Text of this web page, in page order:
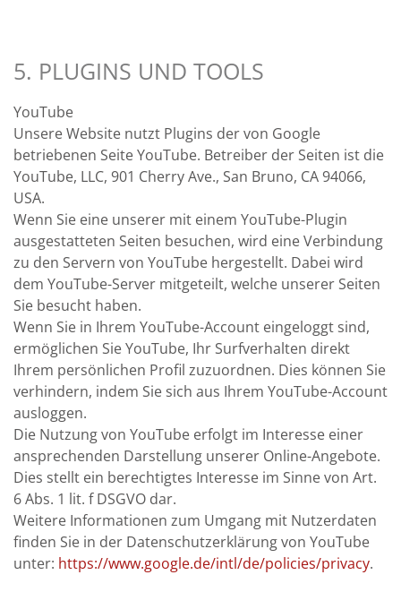
5. PLUGINS UND TOOLS
YouTube
Unsere Website nutzt Plugins der von Google
betriebenen Seite YouTube. Betreiber der Seiten ist die
YouTube, LLC, 901 Cherry Ave., San Bruno, CA 94066,
USA.
Wenn Sie eine unserer mit einem YouTube-Plugin
ausgestatteten Seiten besuchen, wird eine Verbindung
zu den Servern von YouTube hergestellt. Dabei wird
dem YouTube-Server mitgeteilt, welche unserer Seiten
Sie besucht haben.
Wenn Sie in Ihrem YouTube-Account eingeloggt sind,
ermöglichen Sie YouTube, Ihr Surfverhalten direkt
Ihrem persönlichen Profil zuzuordnen. Dies können Sie
verhindern, indem Sie sich aus Ihrem YouTube-Account
ausloggen.
Die Nutzung von YouTube erfolgt im Interesse einer
ansprechenden Darstellung unserer Online-Angebote.
Dies stellt ein berechtigtes Interesse im Sinne von Art.
6 Abs. 1 lit. f DSGVO dar.
Weitere Informationen zum Umgang mit Nutzerdaten
finden Sie in der Datenschutzerklärung von YouTube
unter: https://www.google.de/intl/de/policies/privacy.